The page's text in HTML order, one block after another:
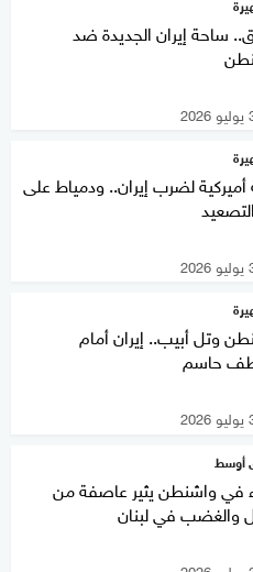
ساحة إيران الجديدة ضد
لضرب إيران.. ودمياط على
وتل أبيب.. إيران أمام
حاسم
أوسط
في واشنطن يثير عاصفة من
والغضب في لبنان